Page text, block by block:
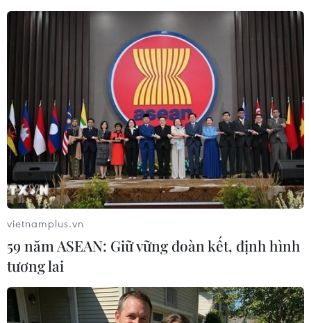
Hiện trường hỗn loạn vụ xe ôtô lao
vào đám đông ở Australia
21/12/2017 10:38
Ngày 21/12, một chiếc ôtô đã đâm vào người đi bộ tại
một giao lộ ở thành phố Melbourne, thuộc tiểu bang
Victoria của Australia làm ít nhất 19 người bị thương.
vietnamplus.vn
59 năm ASEAN: Giữ vững đoàn kết, định hình
tương lai